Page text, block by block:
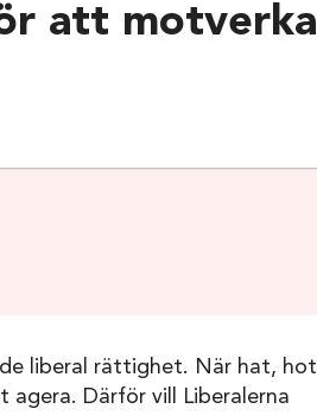
att motverka
liberal rättighet. När hat, hot
agera. Därför vill Liberalerna